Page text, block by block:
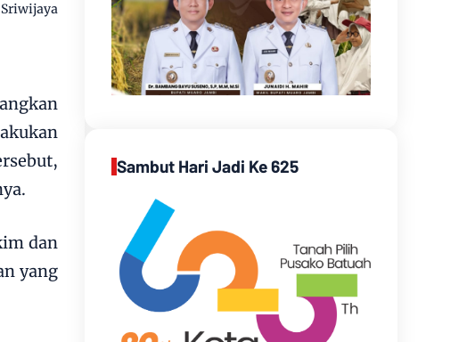
dan
yang
Sambut Hari Jadi Ke 625